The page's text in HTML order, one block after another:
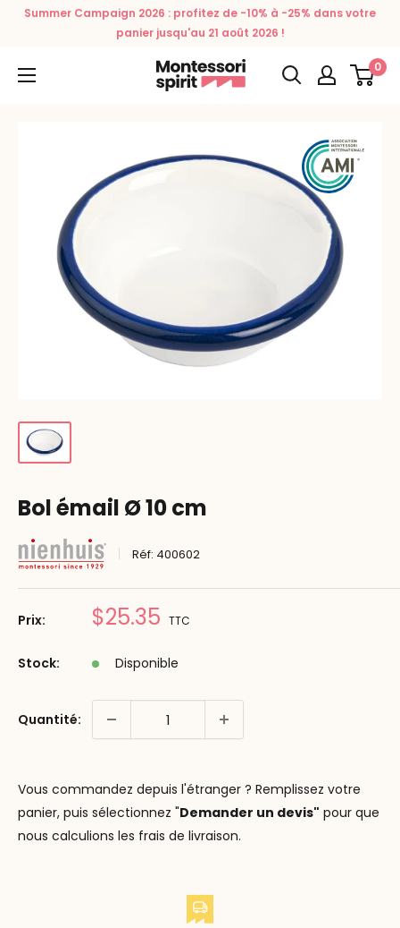
PasserSummer Campaign 2026 : profitez de -10% à -25% dans votre
panier jusqu'au 21 août 2026 !
Montessori
Spirit
0
Bol émail Ø 10 cm
Réf: 400602
Prix: Prix
$25.35 TTC
Stock: Disponible
Quantité:
Vous commandez depuis l'étranger ? Remplissez votre
panier, puis sélectionnez "Demander un devis" pour que
nous calculions les frais de livraison.